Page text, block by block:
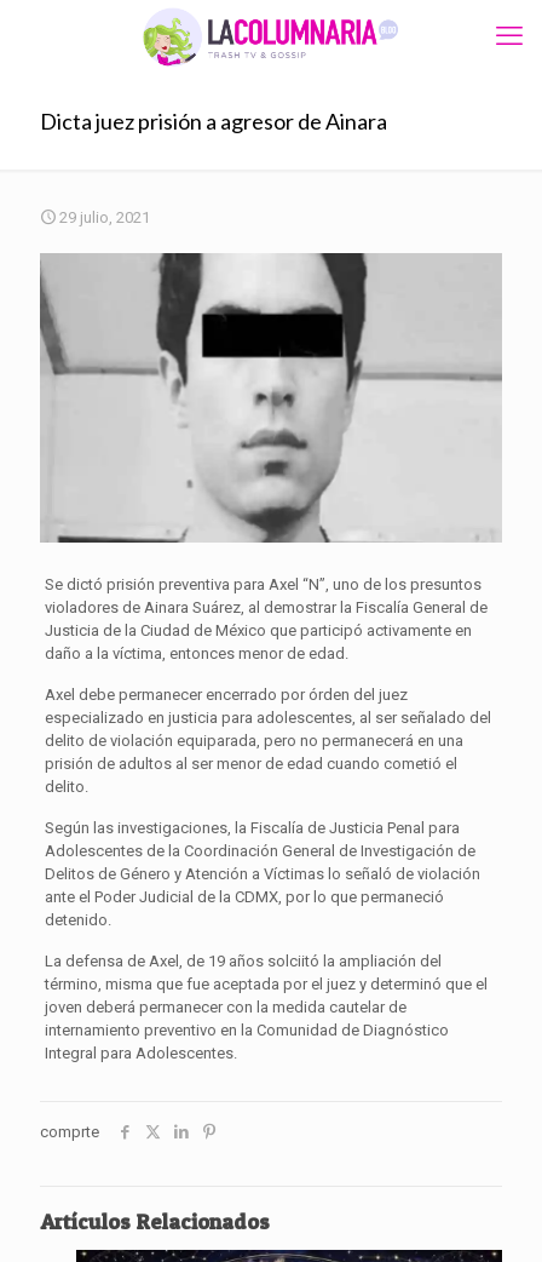
Dicta juez prisión a agresor de Ainara
29 julio, 2021
Se dictó prisión preventiva para Axel “N”, uno de los presuntos
violadores de Ainara Suárez, al demostrar la Fiscalía General de
Justicia de la Ciudad de México que participó activamente en
daño a la víctima, entonces menor de edad.
Axel debe permanecer encerrado por órden del juez
especializado en justicia para adolescentes, al ser señalado del
delito de violación equiparada, pero no permanecerá en una
prisión de adultos al ser menor de edad cuando cometió el
delito.
Según las investigaciones, la Fiscalía de Justicia Penal para
Adolescentes de la Coordinación General de Investigación de
Delitos de Género y Atención a Víctimas lo señaló de violación
ante el Poder Judicial de la CDMX, por lo que permaneció
detenido.
La defensa de Axel, de 19 años solciitó la ampliación del
término, misma que fue aceptada por el juez y determinó que el
joven deberá permanecer con la medida cautelar de
internamiento preventivo en la Comunidad de Diagnóstico
Integral para Adolescentes.
comprte
Artículos Relacionados